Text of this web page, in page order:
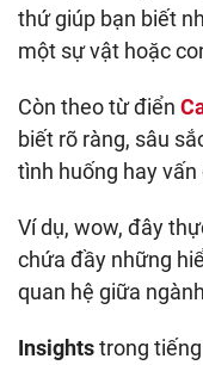
thứ giúp bạn biết
một sự vật hoặc
Còn theo từ điển
biết rõ ràng, sâu
tình huống hay
Ví dụ, wow, đây
chứa đầy những
quan hệ giữa
Insightstrong